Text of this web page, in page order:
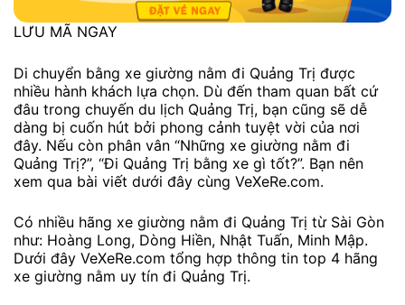
LƯU MÃ NGAY
Di chuyển bằng xe giường nằm đi Quảng Trị được
nhiều hành khách lựa chọn. Dù đến tham quan bất cứ
đâu trong chuyến du lịch Quảng Trị, bạn cũng sẽ dễ
dàng bị cuốn hút bởi phong cảnh tuyệt vời của nơi
đây. Nếu còn phân vân “Những xe giường nằm đi
Quảng Trị?”, “Đi Quảng Trị bằng xe gì tốt?”. Bạn nên
xem qua bài viết dưới đây cùng VeXeRe.com.
Có nhiều hãng xe giường nằm đi Quảng Trị từ Sài Gòn
như: Hoàng Long, Dòng Hiền, Nhật Tuấn, Minh Mập.
Dưới đây VeXeRe.com tổng hợp thông tin top 4 hãng
xe giường nằm uy tín đi Quảng Trị.